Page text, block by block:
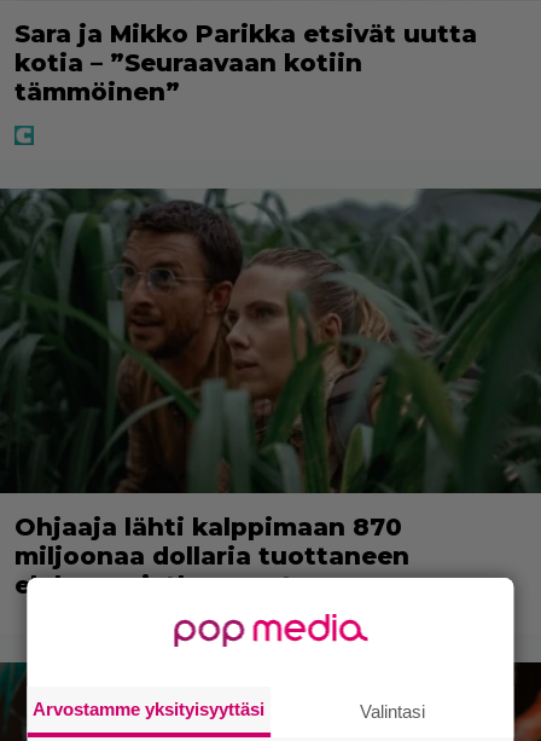
Sara ja Mikko Parikka etsivät uutta
kotia – ”Seuraavaan kotiin
tämmöinen”
Ohjaaja lähti kalppimaan 870
miljoonaa dollaria tuottaneen
elokuvan jatko-osasta
Arvostamme yksityisyyttäsi Valintasi